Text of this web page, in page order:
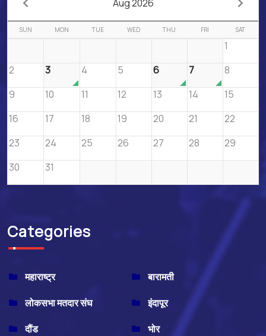
Aug 2026
SUN MON TUE WED THU FRI SAT
1
2
3 4 5 6 7
8
9
10 11 12 13 14
15
16
17 18 19 20 21
22
23
24 25 26 27 28
29
30
31
Categories
महाराष्ट्र
बारामती
लोकसभा मतदार संघ
इंदापूर
दौंड
भोर